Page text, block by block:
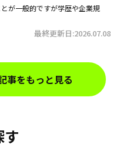
が一般的ですが学歴や企業規
最終更新日:2026.07.08
事をもっと見る
す